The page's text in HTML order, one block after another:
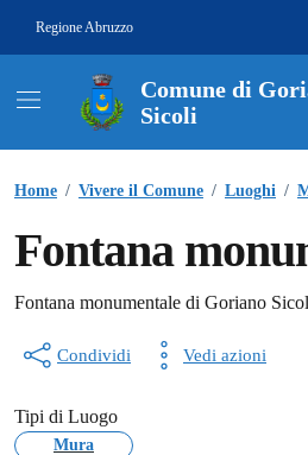
Regione Abruzzo
Comune di
Sicoli
Home / Vivere il Comune / Luoghi /
Fontana
Fontana monumentale di Goriano
Condividi Vedi azioni
Tipi di Luogo
Mura